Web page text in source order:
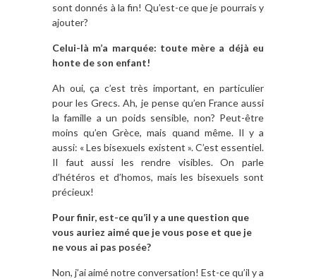
sont donnés à la fin! Qu’est-ce que je pourrais y
ajouter?
Celui-là m’a marquée: toute mère a déjà eu
honte de son enfant!
Ah oui, ça c’est très important, en particulier
pour les Grecs. Ah, je pense qu’en France aussi
la famille a un poids sensible, non? Peut-être
moins qu’en Grèce, mais quand même. Il y a
aussi: « Les bisexuels existent ». C’est essentiel.
Il faut aussi les rendre visibles. On parle
d’hétéros et d’homos, mais les bisexuels sont
précieux!
Pour finir, est-ce qu’il y a une question que
vous auriez aimé que je vous pose et que je
ne vous ai pas posée?
Non, j’ai aimé notre conversation! Est-ce qu’il y a